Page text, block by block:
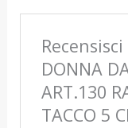
DONNA
ART.130
TACCO 5